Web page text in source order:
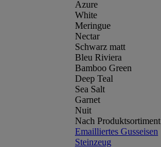
Azure
White
Meringue
Nectar
Schwarz matt
Bleu Riviera
Bamboo Green
Deep Teal
Sea Salt
Garnet
Nuit
Nach Produktsortiment
Emailliertes Gusseisen
Steinzeug